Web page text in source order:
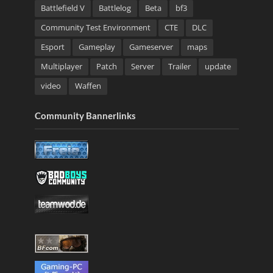
Battlefield V
Battlelog Beta
bf3
Community Test Environment
CTE
DLC
Esport
Gameplay Gameserver
maps
Multiplayer
Patch Server Trailer
update
video
Waffen
Community Bannerlinks